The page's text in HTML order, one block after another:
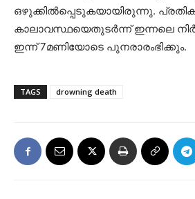
ഒഴുക്കിൽപ്പെടുകയായിരുന്നു.
കാലാവസ്ഥയെതുടർന്ന് ഇന്നലെ
ഇന്ന് 7മണിയോടെ പുനരാരംഭിക്കും.
TAGS drowning death